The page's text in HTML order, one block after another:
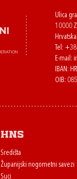
Ulica
10000
Tel:
E-mail:
IBAN:
OIB:
HNS
Središta
Županijski nogometni savezi
Suci